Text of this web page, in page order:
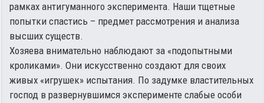
рамках антигуманного эксперимента. Наши тщетные
попытки спастись – предмет рассмотрения и анализа
высших существ.
Хозяева внимательно наблюдают за «подопытными
кроликами». Они искусственно создают для своих
живых «игрушек» испытания. По задумке властительных
господ в развернувшимся эксперименте слабые особи